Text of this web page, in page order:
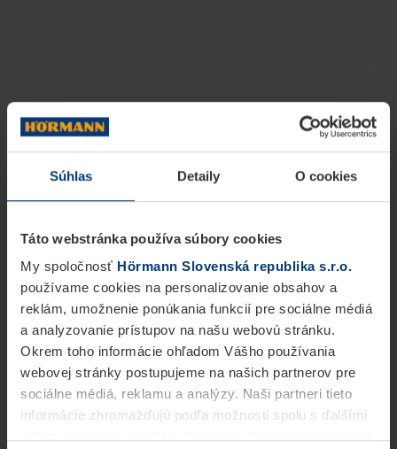
Súhlas Detaily O cookies
Táto webstránka používa súbory cookies
My spoločnosť Hörmann Slovenská republika s.r.o.
používame cookies na personalizovanie obsahov a
reklám, umožnenie ponúkania funkcií pre sociálne médiá
a analyzovanie prístupov na našu webovú stránku.
Okrem toho informácie ohľadom Vášho používania
webovej stránky postupujeme na našich partnerov pre
sociálne médiá, reklamu a analýzy. Naši partneri tieto
informácie zhromažďujú podľa možnosti spolu s ďalšími